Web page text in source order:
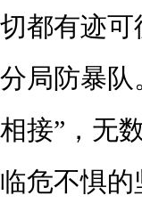
切都有迹可
分局防暴队
相接”，无
临危不惧